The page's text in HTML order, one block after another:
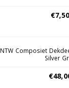
€7,50
NTW Composiet
Silver